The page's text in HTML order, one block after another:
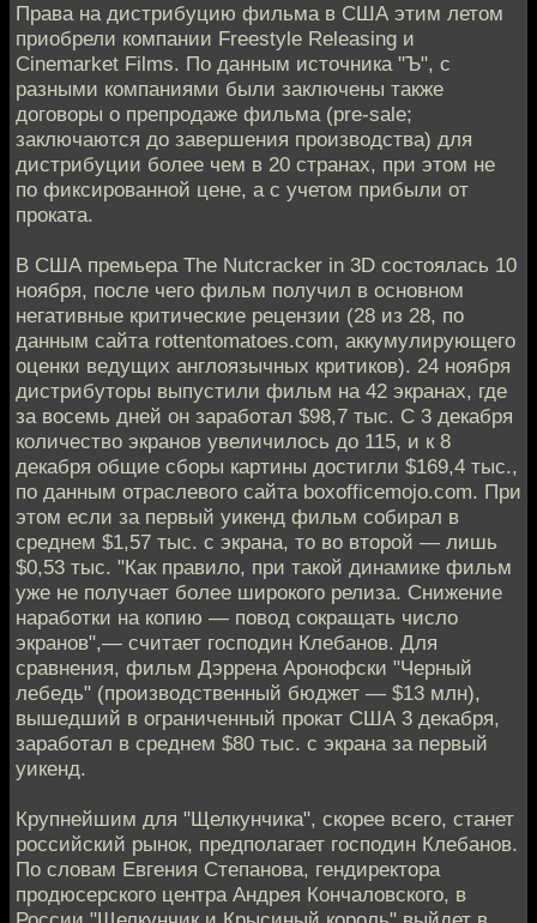
Права на дистрибуцию фильма в США этим летом
приобрели компании Freestyle Releasing и
Cinemarket Films. По данным источника "Ъ", с
разными компаниями были заключены также
договоры о препродаже фильма (pre-sale;
заключаются до завершения производства) для
дистрибуции более чем в 20 странах, при этом не
по фиксированной цене, а с учетом прибыли от
проката.
В США премьера The Nutcracker in 3D состоялась 10
ноября, после чего фильм получил в основном
негативные критические рецензии (28 из 28, по
данным сайта rottentomatoes.com, аккумулирующего
оценки ведущих англоязычных критиков). 24 ноября
дистрибуторы выпустили фильм на 42 экранах, где
за восемь дней он заработал $98,7 тыс. С 3 декабря
количество экранов увеличилось до 115, и к 8
декабря общие сборы картины достигли $169,4 тыс.,
по данным отраслевого сайта boxofficemojo.com. При
этом если за первый уикенд фильм собирал в
среднем $1,57 тыс. с экрана, то во второй — лишь
$0,53 тыс. "Как правило, при такой динамике фильм
уже не получает более широкого релиза. Снижение
наработки на копию — повод сокращать число
экранов",— считает господин Клебанов. Для
сравнения, фильм Дэррена Аронофски "Черный
лебедь" (производственный бюджет — $13 млн),
вышедший в ограниченный прокат США 3 декабря,
заработал в среднем $80 тыс. с экрана за первый
уикенд.
Крупнейшим для "Щелкунчика", скорее всего, станет
российский рынок, предполагает господин Клебанов.
По словам Евгения Степанова, гендиректора
продюсерского центра Андрея Кончаловского, в